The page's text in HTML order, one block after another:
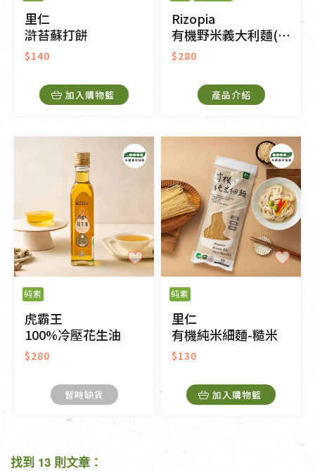
里仁
滸苔蘇打餅
$140
加入購物籃
Rizopia
有機野米義大利麵(筆管)
$280
產品介紹
純素
虎霸王
100%冷壓花生油
$280
暫時缺貨
純素
里仁
有機純米細麵-糙米
$130
加入購物籃
找到 13 則文章：